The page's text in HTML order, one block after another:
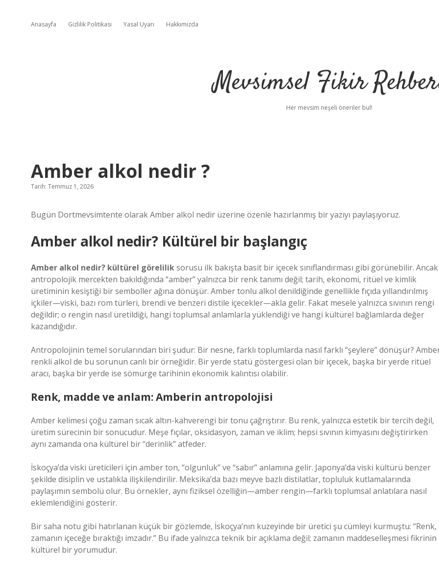
Anasayfa Gizlilik Politikası Yasal Uyarı Hakkımızda
Mevsimsel Fikir
Her mevsim neşeli öneriler bul!
Amber alkol nedir ?
Tarih: Temmuz 1, 2026
Bugün Dortmevsimtente olarak Amber alkol nedir üzerine özenle hazırlanmış bir yazıyı paylaşıyoruz.
Amber alkol nedir? Kültürel bir başlangıç
Amber alkol nedir? kültürel göreliliksorusu ilk bakışta basit bir içecek sınıflandırması gibi görünebilir. Ancak
antropolojik mercekten bakıldığında “amber” yalnızca bir renk tanımı değil; tarih, ekonomi, ritüel ve kimlik
üretiminin kesiştiği bir semboller ağına dönüşür. Amber tonlu alkol denildiğinde genellikle fıçıda yıllandırılmış
içkiler—viski, bazı rom türleri, brendi ve benzeri distile içecekler—akla gelir. Fakat mesele yalnızca sıvının rengi
değildir; o rengin nasıl üretildiği, hangi toplumsal anlamlarla yüklendiği ve hangi kültürel bağlamlarda değer
kazandığıdır.
Antropolojinin temel sorularından biri şudur: Bir nesne, farklı toplumlarda nasıl farklı “şeylere” dönüşür?
renkli alkol de bu sorunun canlı bir örneğidir. Bir yerde statü göstergesi olan bir içecek, başka bir yerde ritüel
aracı, başka bir yerde ise sömürge tarihinin ekonomik kalıntısı olabilir.
Renk, madde ve anlam: Amberin antropolojisi
Amber kelimesi çoğu zaman sıcak altın-kahverengi bir tonu çağrıştırır. Bu renk, yalnızca estetik bir tercih değil,
üretim sürecinin bir sonucudur. Meşe fıçılar, oksidasyon, zaman ve iklim; hepsi sıvının kimyasını değiştirirken
aynı zamanda ona kültürel bir “derinlik” atfeder.
İskoçya’da viski üreticileri için amber ton, “olgunluk” ve “sabır” anlamına gelir. Japonya’da viski kültürü benzer
şekilde disiplin ve ustalıkla ilişkilendirilir. Meksika’da bazı meyve bazlı distilatlar, topluluk kutlamalarında
paylaşımın sembolü olur. Bu örnekler, aynı fiziksel özelliğin—amber rengin—farklı toplumsal anlatılara nasıl
eklemlendiğini gösterir.
Bir saha notu gibi hatırlanan küçük bir gözlemde, İskoçya’nın kuzeyinde bir üretici şu cümleyi kurmuştu: “Renk,
zamanın içeceğe bıraktığı imzadır.” Bu ifade yalnızca teknik bir açıklama değil; zamanın maddeselleşmesi fikrinin
kültürel bir yorumudur.